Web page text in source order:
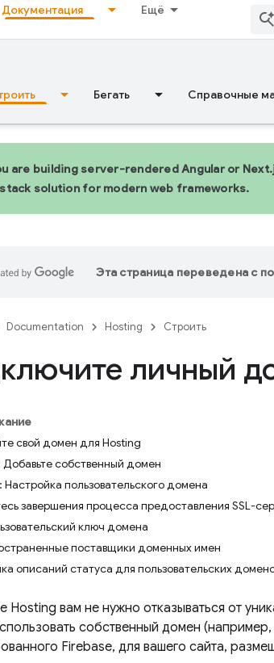
Документация Ещё
Бегать Справочные
are building server-rendered Angular or
stack solution for modern web frameworks.
Эта страница переведена с
Documentation Hosting Строить
личный
свой домен для Hosting
: Добавьте собственный домен
: Настройка пользовательского домена
завершения процесса предоставления SSL-
ключ домена
поставщики доменных имен
описаний статуса для пользовательских
Hosting вам не нужно отказываться от
собственный домен (например,
Firebase, для вашего сайта,